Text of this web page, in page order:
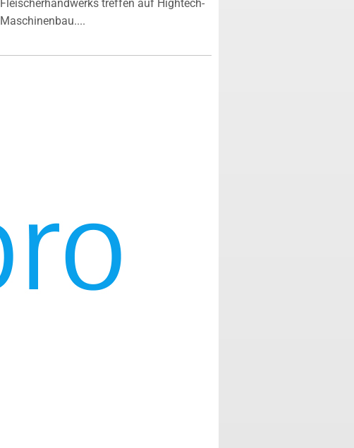
Fleischerhandwerks treffen auf Hightech-
Maschinenbau....